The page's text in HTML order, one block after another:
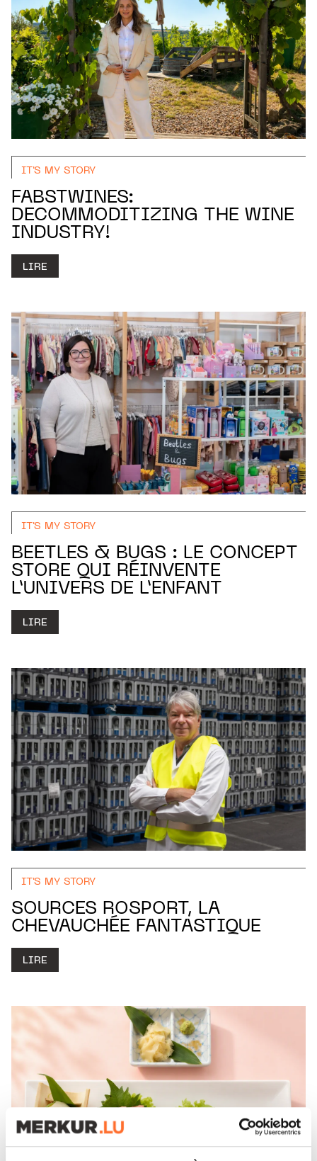
IT'S MY STORY
FABSTWINES:
DECOMMODITIZING THE WINE
INDUSTRY!
LIRE
IT'S MY STORY
BEETLES & BUGS : LE CONCEPT
STORE QUI RÉINVENTE
L’UNIVERS DE L’ENFANT
LIRE
IT'S MY STORY
SOURCES ROSPORT, LA
CHEVAUCHÉE FANTASTIQUE
LIRE